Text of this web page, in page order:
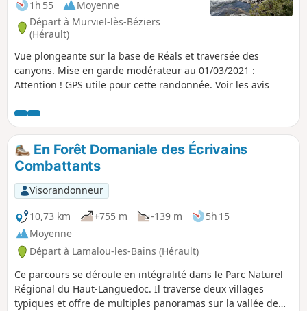
1h 55
Moyenne
Départ à Murviel-lès-Béziers
(Hérault)
Vue plongeante sur la base de Réals et traversée des
canyons. Mise en garde modérateur au 01/03/2021 :
Attention ! GPS utile pour cette randonnée. Voir les avis
En Forêt Domaniale des Écrivains
Combattants
Visorandonneur
10,73 km
+755 m -139 m
5h 15
Moyenne
Départ à Lamalou-les-Bains (Hérault)
Ce parcours se déroule en intégralité dans le Parc Naturel
Régional du Haut-Languedoc. Il traverse deux villages
typiques et offre de multiples panoramas sur la vallée de